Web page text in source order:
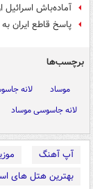
آماده‌باش اسرائیل
پاسخ قاطع ایران
برچسب‌ها
موساد لانه
لانه جاسوسی موساد
آپ آهنگ
بهترین هتل های